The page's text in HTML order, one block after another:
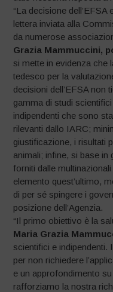
“La decisione dell’EFSA
lettera inviata alla
da numerose
Grazia Mammuccini,
si mette in evidenza che
tedesco per la
decisioni dell’EFSA non
gamma di studi
indipendenti che sono
rilevanti dallo IARC;
giustificazione, i risultati
animali; infine, si base in
forniti dalle
elemento quest’ultimo,
di per sé spingere i
posizione dell’Agenzia.
“Il primo obiettivo è la
Maria Grazia
scientifici e indipendenti.
per non richiedere
e un approfondimento
rafforziamo la nostra